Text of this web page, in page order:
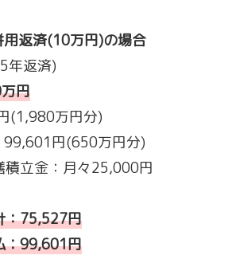
返済(10万円)の場合
年返済)
円
(1,980万円分)
99,601円(650万円分)
積立金：月々25,000円
：75,527円
︰99,601円